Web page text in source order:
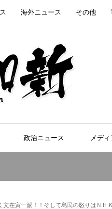
海外ニュース その他
政治ニュース メデ
在寅一派！！そして島民の怒りはＮ